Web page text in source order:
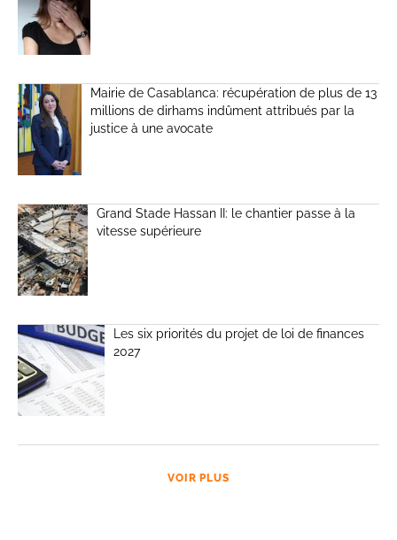
Mairie de Casablanca: récupération de plus de 13
millions de dirhams indûment attribués par la
justice à une avocate
Grand Stade Hassan II: le chantier passe à la
vitesse supérieure
Les six priorités du projet de loi de finances
2027
VOIR PLUS